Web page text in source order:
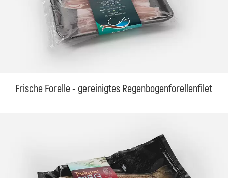
Frische Forelle - gereinigtes Regenbogenforellenfilet